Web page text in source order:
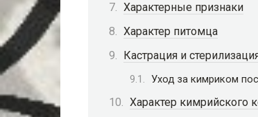
Характерные признаки
Характер питомца
Кастрация и
Уход за кимриком
Характер кимрийского